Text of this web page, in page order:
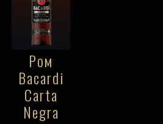
Ром
Bacardi
Carta
Negra